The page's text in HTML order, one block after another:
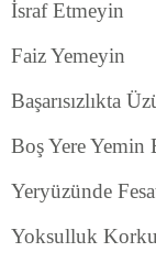
İsraf Etmeyin
Faiz Yemeyin
Başarısızlıkta
Boş Yere Yemin
Yeryüzünde
Yoksulluk